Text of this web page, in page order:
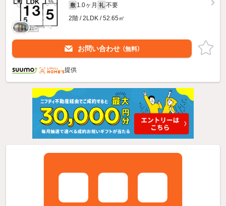
敷 1.0ヶ月 礼 不要
2階 / 2LDK / 52.65㎡
お問い合わせ （無料）
提供